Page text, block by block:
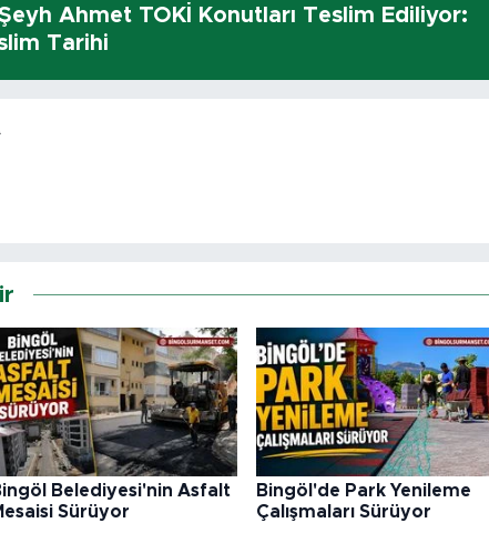
Ahmet TOKİ Konutları Teslim Ediliyor:
Tarihi
Belediyesi'nin Asfalt
Sürüyor
Bingöl'de Park Yenileme
Çalışmaları Sürüyor